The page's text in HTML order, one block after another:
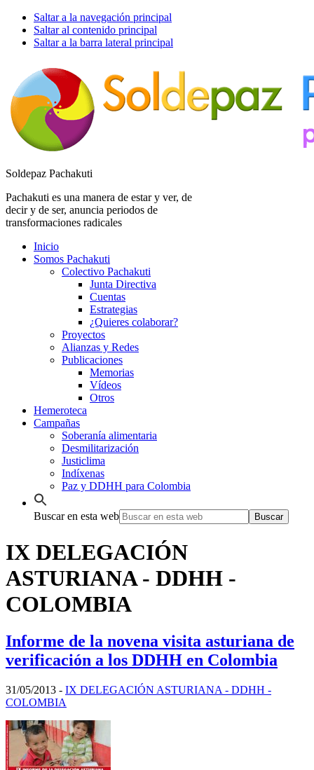
Saltar a la navegación principal
Saltar al contenido principal
Saltar a la barra lateral principal
Soldepaz Pachakuti
Pachakuti es una manera de estar y ver, de
decir y de ser, anuncia periodos de
transformaciones radicales
Inicio
Somos Pachakuti
Colectivo Pachakuti
Junta Directiva
Cuentas
Estrategias
¿Quieres colaborar?
Proyectos
Alianzas y Redes
Publicaciones
Memorias
Vídeos
Otros
Hemeroteca
Campañas
Soberanía alimentaria
Desmilitarización
Justiclima
Indíxenas
Paz y DDHH para Colombia
Buscar en esta web
IX DELEGACIÓN
ASTURIANA - DDHH -
COLOMBIA
Informe de la novena visita asturiana de
verificación a los DDHH en Colombia
31/05/2013 - IX DELEGACIÓN ASTURIANA - DDHH -
COLOMBIA